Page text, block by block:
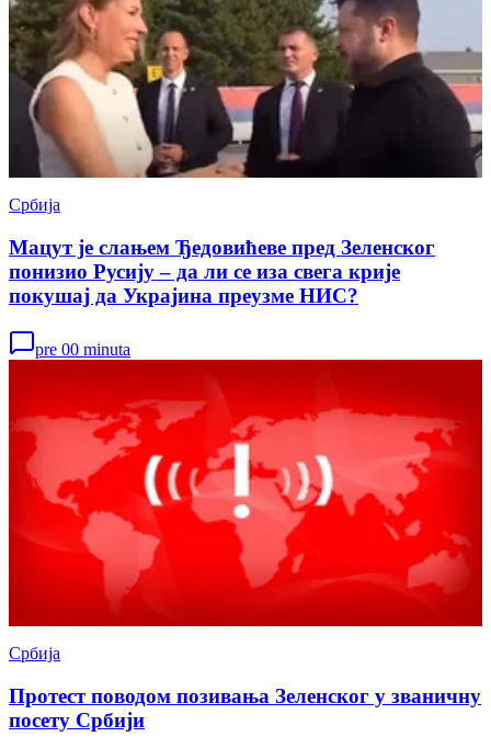
Србија
Мацут је слањем Ђедовићеве пред Зеленског
понизио Русију – да ли се иза свега крије
покушај да Украјина преузме НИС?
pre 00 minuta
Србија
Протест поводом позивања Зеленског у званичну
посету Србији